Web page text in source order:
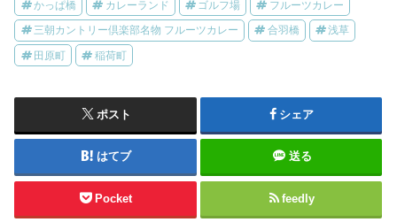
かっぱ橋 カレーランド ゴルフ場 フルーツカレー
三朝カントリー倶楽部名物 フルーツカレー 合羽橋 浅草
田原町 稲荷町
ポスト シェア
はてブ 送る
Pocket feedly